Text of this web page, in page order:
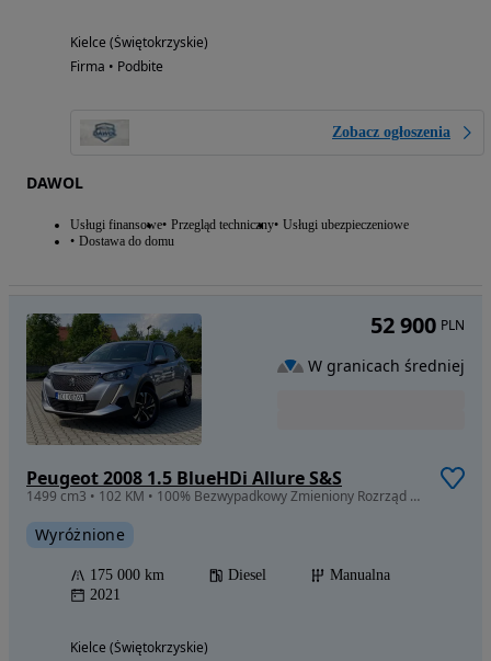
Kielce (Świętokrzyskie)
Firma • Podbite
Zobacz ogłoszenia
DAWOL
Usługi finansowe Przegląd techniczny Usługi ubezpieczeniowe
Dostawa do domu
Peugeot 2008 1.5 BlueHDi Allure S&S
1499 cm3 • 102 KM • 100% Bezwypadkowy Zmieniony Rozrząd 8 mm # Kamera # Navi #
Wyróżnione
175 000 km Diesel
Manualna
2021
Kielce (Świętokrzyskie)
52 900 PLN
W granicach średniej